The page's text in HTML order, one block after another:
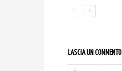
LASCIA UN COMMENTO